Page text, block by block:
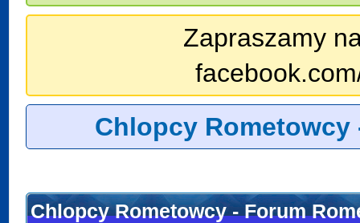
Zapraszamy
Chlopcy Rometowcy
Chlopcy Rometowcy - Forum